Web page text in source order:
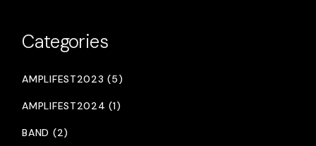
Categories
AMPLIFEST2023 (5)
AMPLIFEST2024 (1)
BAND (2)